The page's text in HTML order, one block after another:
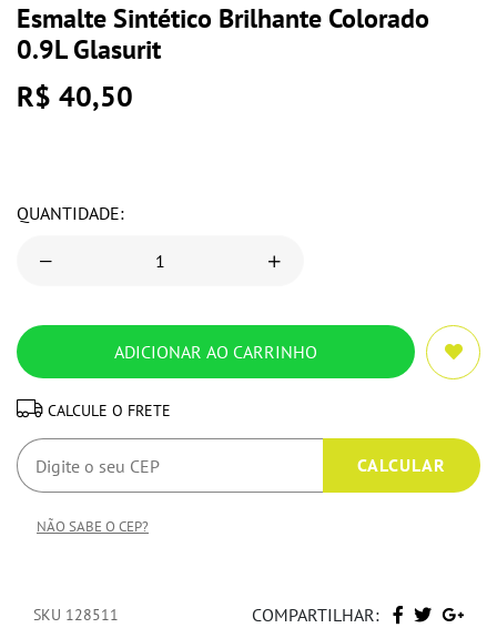
Esmalte Sintético Brilhante Colorado
0.9L Glasurit
R$ 40,50
QUANTIDADE:
CALCULE O FRETE
NÃO SABE O CEP?
SKU 128511 COMPARTILHAR: